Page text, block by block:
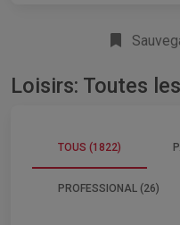
Loisirs: Toutes
TOUS (1822)
PROFESSIONAL (26)